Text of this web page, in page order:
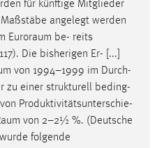
für künftige Mitglieder
angelegt werden
Euroraum be- reits
Die bisherigen Er- [...]
von 1994–1999 im Durch-
zu einer strukturell beding-
Produktivitätsunterschie-
von 2–2½ %. (Deutsche
folgende
Sprache der Website.